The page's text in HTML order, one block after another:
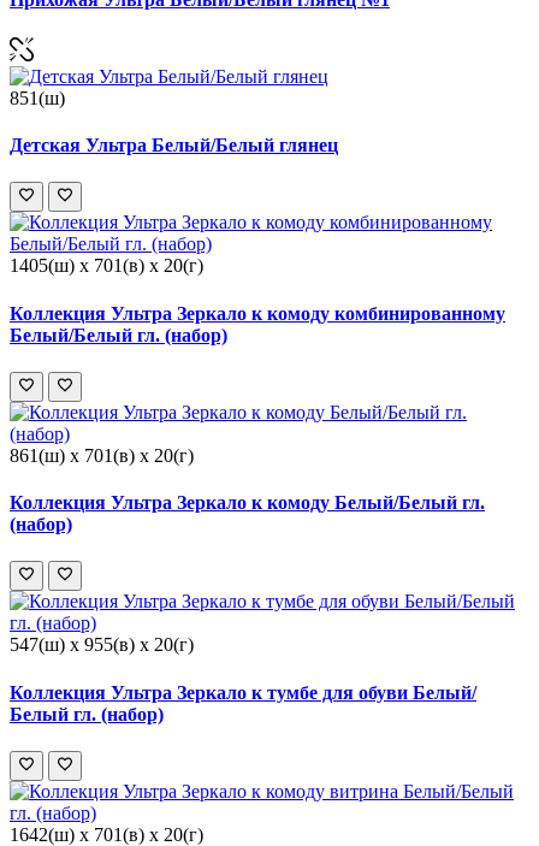
851(ш)
Детская Ультра Белый/Белый глянец
1405(ш) x 701(в) x 20(г)
Коллекция Ультра Зеркало к комоду комбинированному
Белый/Белый гл. (набор)
861(ш) x 701(в) x 20(г)
Коллекция Ультра Зеркало к комоду Белый/Белый гл.
(набор)
547(ш) x 955(в) x 20(г)
Коллекция Ультра Зеркало к тумбе для обуви Белый/
Белый гл. (набор)
1642(ш) x 701(в) x 20(г)